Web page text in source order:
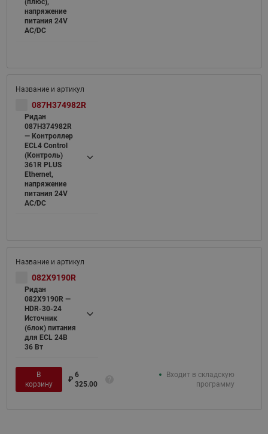
напряжение
питания 24V
AC/DC
087H374982R
Ридан
087H374982R
— Контроллер
ECL4 Control
(Контроль)
361R PLUS
Ethernet,
напряжение
питания 24V
AC/DC
082X9190R
Ридан
082X9190R —
HDR-30-24
Источник
(блок) питания
для ECL 24В
36 Вт
В
корзину
₽
6
325.00
Входит в складскую
программу